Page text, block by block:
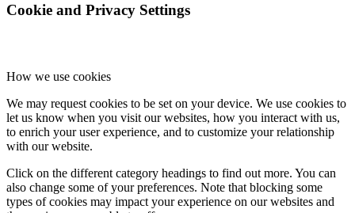
Cookie and Privacy Settings
How we use cookies
We may request cookies to be set on your device. We use cookies to
let us know when you visit our websites, how you interact with us,
to enrich your user experience, and to customize your relationship
with our website.
Click on the different category headings to find out more. You can
also change some of your preferences. Note that blocking some
types of cookies may impact your experience on our websites and